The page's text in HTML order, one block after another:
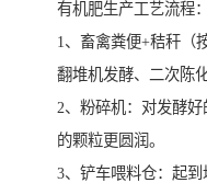
有机肥生产工艺流程：
1、畜禽粪便+秸秆（
翻堆机发酵、二次陈
2、粉碎机：对发酵
的颗粒更圆润。
3、铲车喂料仓：起